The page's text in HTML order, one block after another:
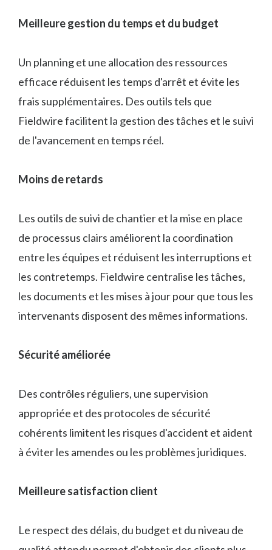
Meilleure gestion du temps et du budget
Un planning et une allocation des ressources
efficace réduisent les temps d'arrêt et évite les
frais supplémentaires. Des outils tels que
Fieldwire facilitent la gestion des tâches et le suivi
de l'avancement en temps réel.
Moins de retards
Les outils de suivi de chantier et la mise en place
de processus clairs améliorent la coordination
entre les équipes et réduisent les interruptions et
les contretemps. Fieldwire centralise les tâches,
les documents et les mises à jour pour que tous les
intervenants disposent des mêmes informations.
Sécurité améliorée
Des contrôles réguliers, une supervision
appropriée et des protocoles de sécurité
cohérents limitent les risques d'accident et aident
à éviter les amendes ou les problèmes juridiques.
Meilleure satisfaction client
Le respect des délais, du budget et du niveau de